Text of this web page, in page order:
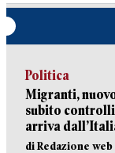
Politica
Migranti,
subito
arriva
di Redazione web